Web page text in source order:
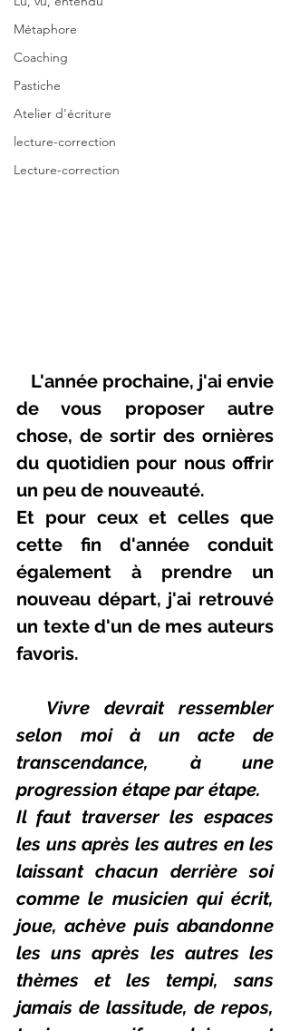
Métaphore
Coaching
Pastiche
Atelier d'écriture
lecture-correction
Lecture-correction
de vous proposer autre
chose, de sortir des ornières
du quotidien pour nous offrir
un peu de nouveauté.
Et pour ceux et celles que
cette fin d'année conduit
également à prendre un
nouveau départ, j'ai retrouvé
un texte d'un de mes auteurs
favoris.
selon moi à un acte de
transcendance, à une
progression étape par étape.
Il faut traverser les espaces
les uns après les autres en les
laissant chacun derrière soi
comme le musicien qui écrit,
joue, achève puis abandonne
les uns après les autres les
thèmes et les tempi, sans
jamais de lassitude, de repos,